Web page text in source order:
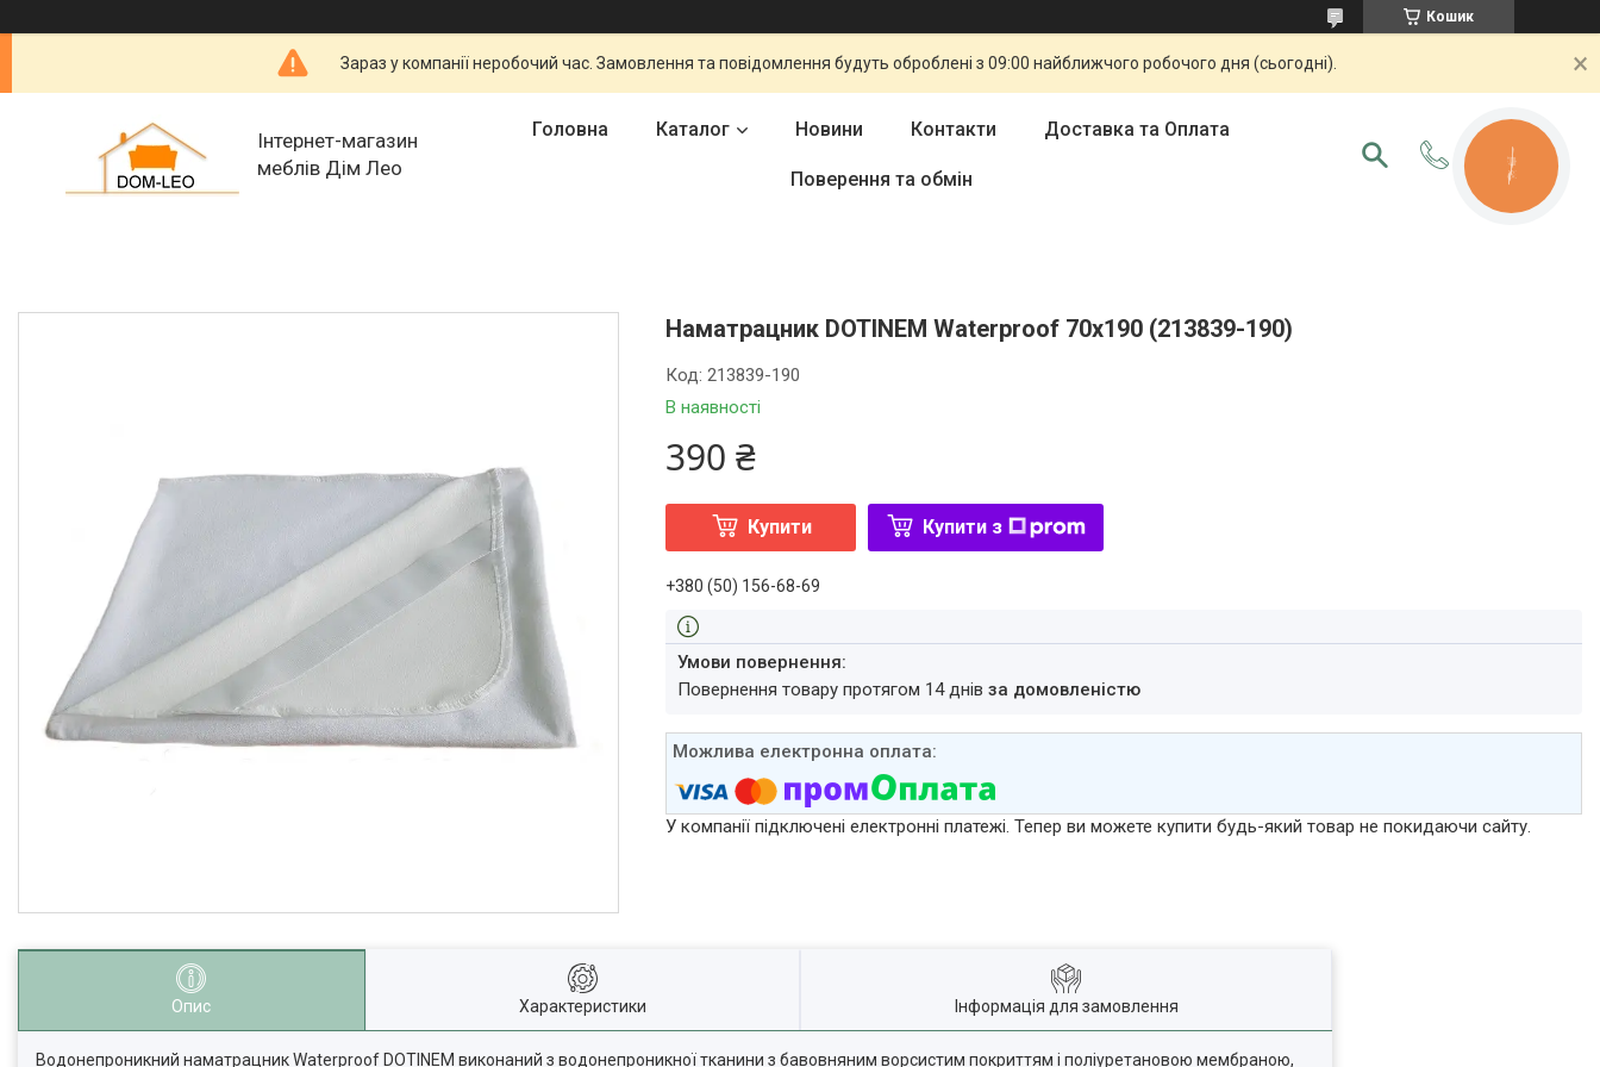
Кошик
Зараз у компанії неробочий час. Замовлення та повідомлення будуть оброблені з 09:00 найближчого робочого дня (сьогодні).
Інтернет-магазин
меблів Дім Лео
Головна Каталог Новини Контакти Доставка та Оплата
Поверення та обмін
Наматрацник DOTINEM Waterproof 70х190 (213839-190)
В наявності
Код:213839-190
390 ₴
Купити Купити з
+380 (50) 156-68-69
повернення товару протягом 14 днівза домовленістю
У компанії підключені електронні платежі. Тепер ви можете купити будь-який товар не покидаючи сайту.
Опис Характеристики Інформація для замовлення
Водонепроникний наматрацник Waterproof DOTINEM виконаний з водонепроникної тканини з бавовняним ворсистим покриттям і поліуретановою мембраною,
КНОПКА
ЗВ'ЯЗКУ